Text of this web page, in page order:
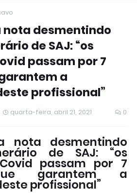
nota desmentindo
de SAJ: “os
passam por 7
a
profissional”
quarta-feira, abril 21, 2021 0
nota desmentindo
de SAJ: “os
passam por 7
garantem a
profissional”